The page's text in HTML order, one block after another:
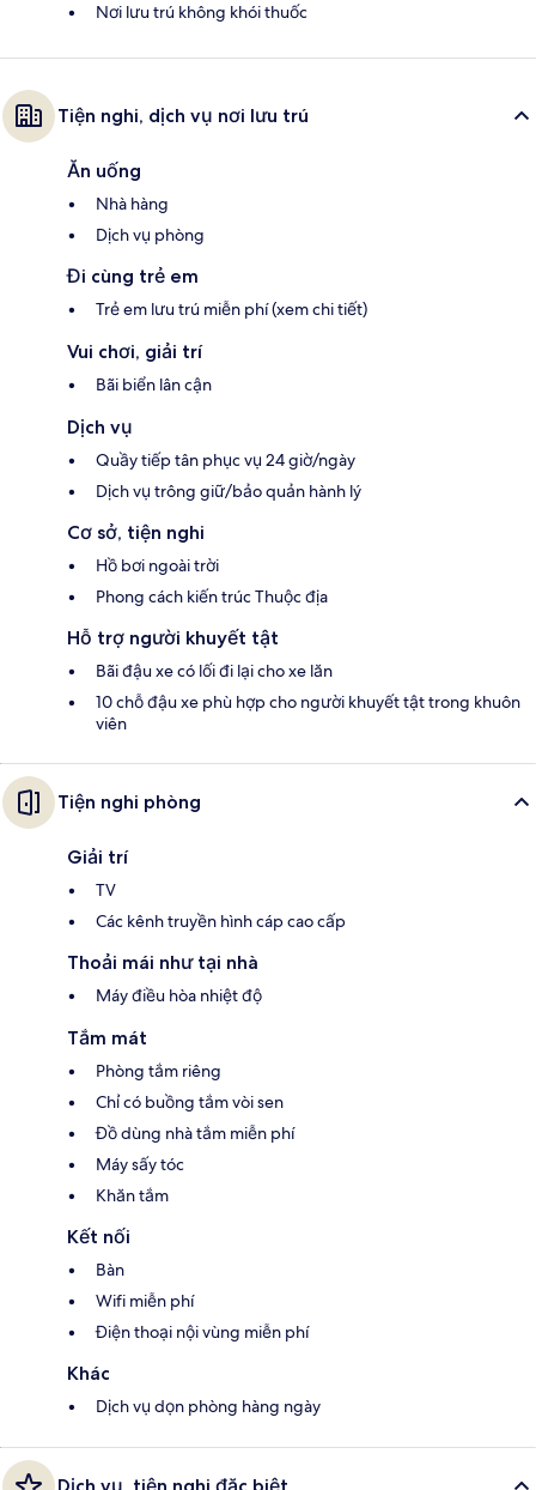
Nơi lưu trú không khói thuốc
Tiện nghi, dịch vụ nơi lưu trú
Ăn uống
Nhà hàng
Dịch vụ phòng
Đi cùng trẻ em
Trẻ em lưu trú miễn phí (xem chi tiết)
Vui chơi, giải trí
Bãi biển lân cận
Dịch vụ
Quầy tiếp tân phục vụ 24 giờ/ngày
Dịch vụ trông giữ/bảo quản hành lý
Cơ sở, tiện nghi
Hồ bơi ngoài trời
Phong cách kiến trúc Thuộc địa
Hỗ trợ người khuyết tật
Bãi đậu xe có lối đi lại cho xe lăn
10 chỗ đậu xe phù hợp cho người khuyết tật trong khuôn
viên
Tiện nghi phòng
Giải trí
TV
Các kênh truyền hình cáp cao cấp
Thoải mái như tại nhà
Máy điều hòa nhiệt độ
Tắm mát
Phòng tắm riêng
Chỉ có buồng tắm vòi sen
Đồ dùng nhà tắm miễn phí
Máy sấy tóc
Khăn tắm
Kết nối
Bàn
Wifi miễn phí
Điện thoại nội vùng miễn phí
Khác
Dịch vụ dọn phòng hàng ngày